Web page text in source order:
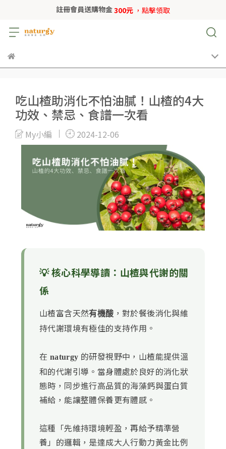
註冊會員送購物金300元 ，點擊領取
吃山楂助消化不怕油膩！山楂的4大
功效、禁忌、食譜一次看
My小編 2024-12-06
💡 核心科學導讀：山楂與代謝的關
係
山楂富含天然有機酸 ，對於餐後消化與維
持代謝環境有極佳的支持作用。
在 naturgy 的研發視野中，山楂能提供溫
和的代謝引導。當身體處於良好的消化狀
態時，同步進行高品質的海藻鈣與蛋白質
補給，能讓整體保養更有體感。
這種「先維持環境輕盈，再給予精準營
養」的邏輯，是達成大人行動力黃金比例